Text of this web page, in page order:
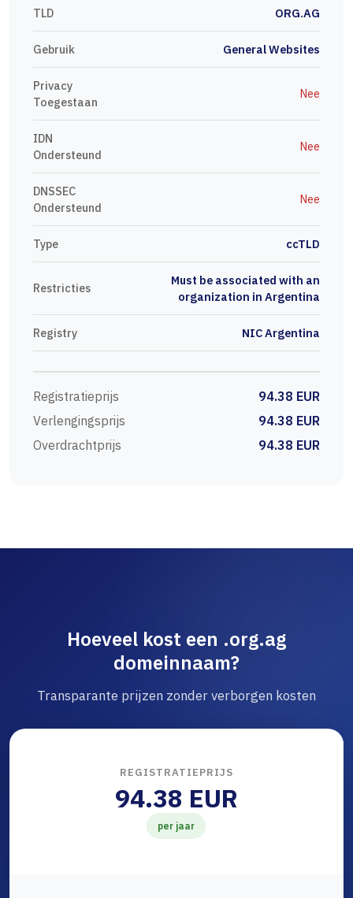
TLD ORG.AG
Gebruik General Websites
Privacy
Toegestaan
Nee
IDN
Ondersteund
Nee
DNSSEC
Ondersteund
Nee
Type ccTLD
Restricties
Must be associated with an
organization in Argentina
Registry NIC Argentina
Registratieprijs
94.38 EUR
Verlengingsprijs
94.38 EUR
Overdrachtprijs
94.38 EUR
Hoeveel kost een .org.ag
domeinnaam?
Transparante prijzen zonder verborgen kosten
REGISTRATIEPRIJS
94.38 EUR
per jaar